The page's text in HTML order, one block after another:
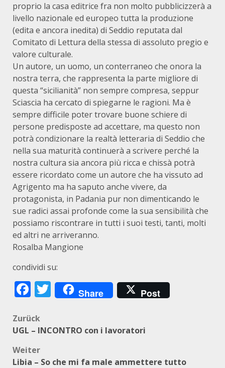
proprio la casa editrice fra non molto pubblicizzerà a
livello nazionale ed europeo tutta la produzione
(edita e ancora inedita) di Seddio reputata dal
Comitato di Lettura della stessa di assoluto pregio e
valore culturale.
Un autore, un uomo, un conterraneo che onora la
nostra terra, che rappresenta la parte migliore di
questa “sicilianità” non sempre compresa, seppur
Sciascia ha cercato di spiegarne le ragioni. Ma è
sempre difficile poter trovare buone schiere di
persone predisposte ad accettare, ma questo non
potrà condizionare la realtà letteraria di Seddio che
nella sua maturità continuerà a scrivere perché la
nostra cultura sia ancora più ricca e chissà potrà
essere ricordato come un autore che ha vissuto ad
Agrigento ma ha saputo anche vivere, da
protagonista, in Padania pur non dimenticando le
sue radici assai profonde come la sua sensibilità che
possiamo riscontrare in tutti i suoi testi, tanti, molti
ed altri ne arriveranno.
Rosalba Mangione
condividi su:
Facebook
Twitter
Share Post
Beitragsnavigation
Zurück
UGL – INCONTRO con i lavoratori
Weiter
Libia – So che mi fa male ammettere tutto